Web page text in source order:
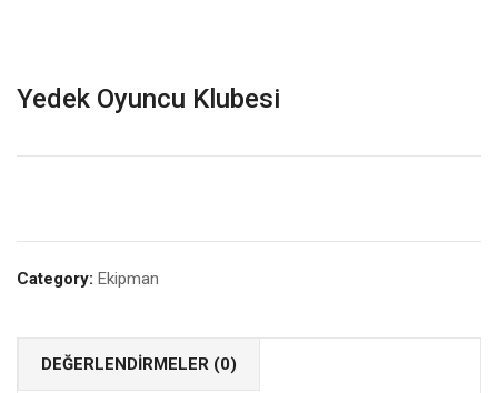
Yedek Oyuncu Klubesi
Category: Ekipman
DEĞERLENDIRMELER (0)